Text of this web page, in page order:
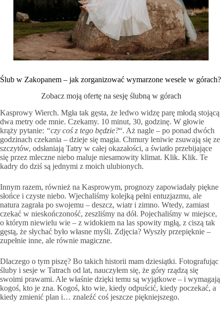
Ślub w Zakopanem – jak zorganizować wymarzone wesele w górach?
Zobacz moją ofertę na sesję ślubną w górach
Kasprowy Wierch. Mgła tak gęsta, że ledwo widzę parę młodą stojącą
dwa metry ode mnie. Czekamy. 10 minut, 30, godzinę. W głowie
krąży pytanie: “czy coś z tego będzie?“. Aż nagle – po ponad dwóch
godzinach czekania – dzieje się magia. Chmury leniwie zsuwają się ze
szczytów, odsłaniają Tatry w całej okazałości, a światło przebijające
się przez mleczne niebo maluje niesamowity klimat. Klik. Klik. Te
kadry do dziś są jednymi z moich ulubionych.
Innym razem, również na Kasprowym, prognozy zapowiadały piękne
słońce i czyste niebo. Wjechaliśmy kolejką pełni entuzjazmu, ale
natura zagrała po swojemu – deszcz, wiatr i zimno. Wtedy, zamiast
czekać w nieskończoność, zeszliśmy na dół. Pojechaliśmy w miejsce,
o którym niewielu wie – z widokiem na las spowity mgłą, z ciszą tak
gęstą, że słychać było własne myśli. Zdjęcia? Wyszły przepięknie –
zupełnie inne, ale równie magiczne.
Dlaczego o tym piszę? Bo takich historii mam dziesiątki. Fotografując
śluby i sesje w Tatrach od lat, nauczyłem się, że góry rządzą się
swoimi prawami. Ale właśnie dzięki temu są wyjątkowe – i wymagają
kogoś, kto je zna. Kogoś, kto wie, kiedy odpuścić, kiedy poczekać, a
kiedy zmienić plan i… znaleźć coś jeszcze piękniejszego.